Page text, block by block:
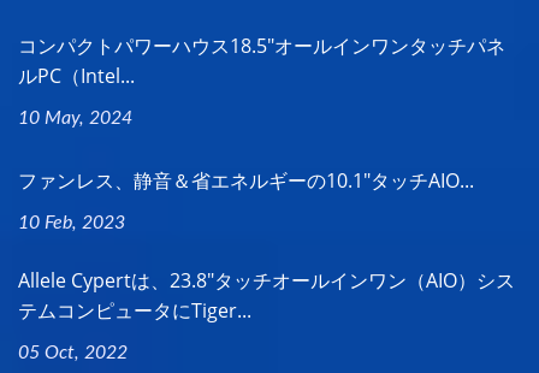
コンパクトパワーハウス18.5"オールインワンタッチパネ
ルPC（Intel...
10 May, 2024
ファンレス、静音＆省エネルギーの10.1"タッチAIO...
10 Feb, 2023
Allele Cypertは、23.8"タッチオールインワン（AIO）シス
テムコンピュータにTiger...
05 Oct, 2022